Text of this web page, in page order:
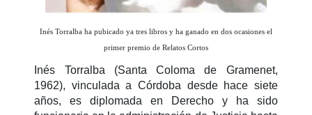
Inés Torralba ha pubicado ya tres libros y ha ganado en dos ocasiones el
primer premio de Relatos Cortos
Inés Torralba (Santa Coloma de Gramenet,
1962), vinculada a Córdoba desde hace siete
años, es diplomada en Derecho y ha sido